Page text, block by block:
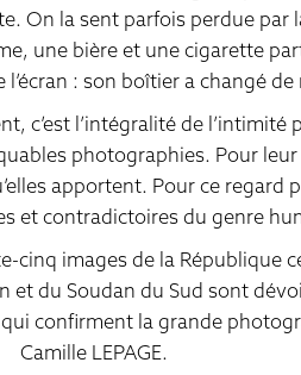
On la sent parfois perdue par
une bière et une cigarette
: son boîtier a changé
c’est l’intégralité de
photographies. Pour
apportent. Pour ce regard
et contradictoires du genre
cinq images de la République
et du Soudan du Sud sont
confirment la grande
Camille LEPAGE.